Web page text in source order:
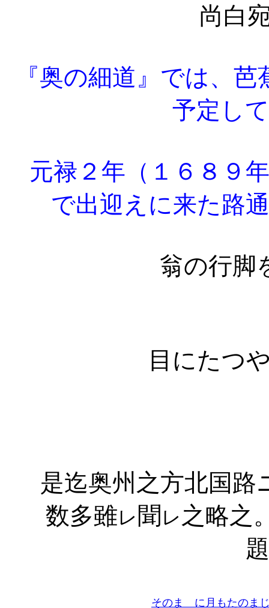
尚白
『奥の細道』では、
予定し
元禄２年（１６８９
で出迎えに来た路
翁の行脚を
目にたつ
是迄奥州之方北国路
数多雖レ 聞 レ 之略之
そのまゝに月もたのま